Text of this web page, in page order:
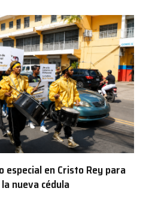
especial en Cristo Rey para
nueva cédula